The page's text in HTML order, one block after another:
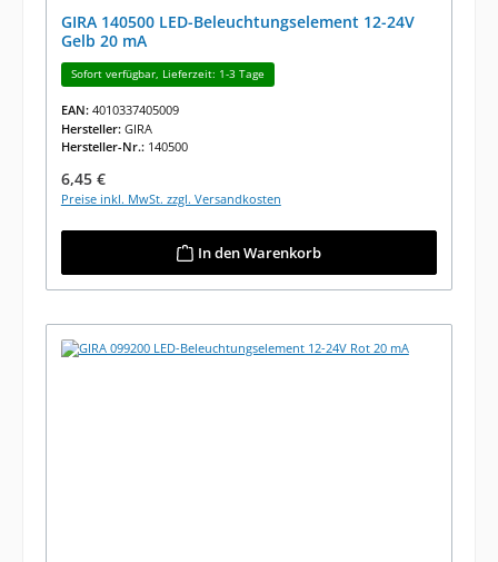
GIRA 140500 LED-Beleuchtungselement 12-24V
Gelb 20 mA
Sofort verfügbar, Lieferzeit: 1-3 Tage
EAN: 4010337405009
Hersteller: GIRA
Hersteller-Nr.: 140500
Regulärer Preis:
6,45 €
Preise inkl. MwSt. zzgl. Versandkosten
In den Warenkorb